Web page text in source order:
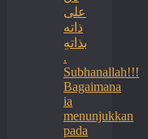
على
ذاته
بذاتهِ
.
Subhanallah!!!
Bagaimana
ia
menunjukkan
pada